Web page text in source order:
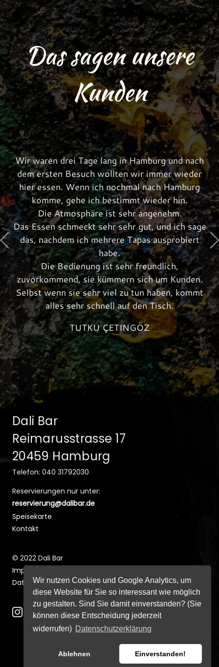
Wir nutzen Cookies und Google Analytics, um
diese Website für Sie so interessant wie möglich
zu gestalten. Sind Sie damit einverstanden? (Sie
können diese Entscheidung jederzeit
widerrufen) Datenschutzerklärung
Ablehnen Einverstanden!
Das sagen unsere
Kunden
Wir waren drei Tage lang in Hamburg und nach
dem ersten Besuch wollten wir immer wieder
hier essen. Wenn ich nochmal nach Hamburg
komme, gehe ich bestimmt wieder hin.
Die Atmosphäre ist sehr angenehm.
Das Essen schmeckt sehr sehr gut, und ich sage
das, nachdem ich mehrere Tapas ausprobiert
habe.
Die Bedienung ist sehr freundlich,
zuvorkommend, sie kümmern sich um Kunden.
Selbst wenn sie sehr viel zu tun haben, kommt
alles sehr schnell auf den Tisch.
TUTKU ÇETINGÖZ
Dali Bar
Reimarusstrasse 17
20459 Hamburg
Telefon: 040 31792030
Reservierungen nur unter:
reservierung@dalibar.de
Speisekarte
Kontakt
© 2022 Dali Bar
Impressum
Datenschutz